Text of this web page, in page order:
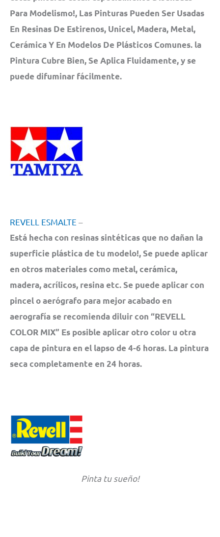
Para Modelismo!, Las Pinturas Pueden Ser Usadas
En Resinas De Estirenos, Unicel, Madera, Metal,
Cerámica Y En Modelos De Plásticos Comunes. la
Pintura Cubre Bien, Se Aplica Fluidamente, y se
puede difuminar fácilmente.
REVELL ESMALTE –
Está hecha con resinas sintéticas que no dañan la
superficie plástica de tu modelo!, Se puede aplicar
en otros materiales como metal, cerámica,
madera, acrílicos, resina etc. Se puede aplicar con
pincel o aerógrafo para mejor acabado en
aerografía se recomienda diluir con “REVELL
COLOR MIX” Es posible aplicar otro color u otra
capa de pintura en el lapso de 4-6 horas. La pintura
seca completamente en 24 horas.
Pinta tu sueño!